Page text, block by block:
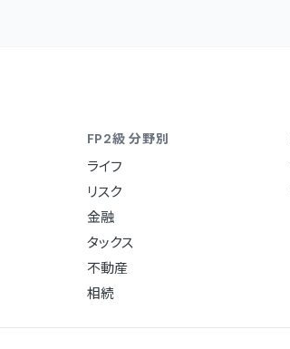
FP2級 分野別
ライフ
リスク
金融
タックス
不動産
相続